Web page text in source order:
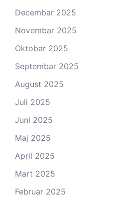
Decembar 2025
Novembar 2025
Oktobar 2025
Septembar 2025
August 2025
Juli 2025
Juni 2025
Maj 2025
April 2025
Mart 2025
Februar 2025